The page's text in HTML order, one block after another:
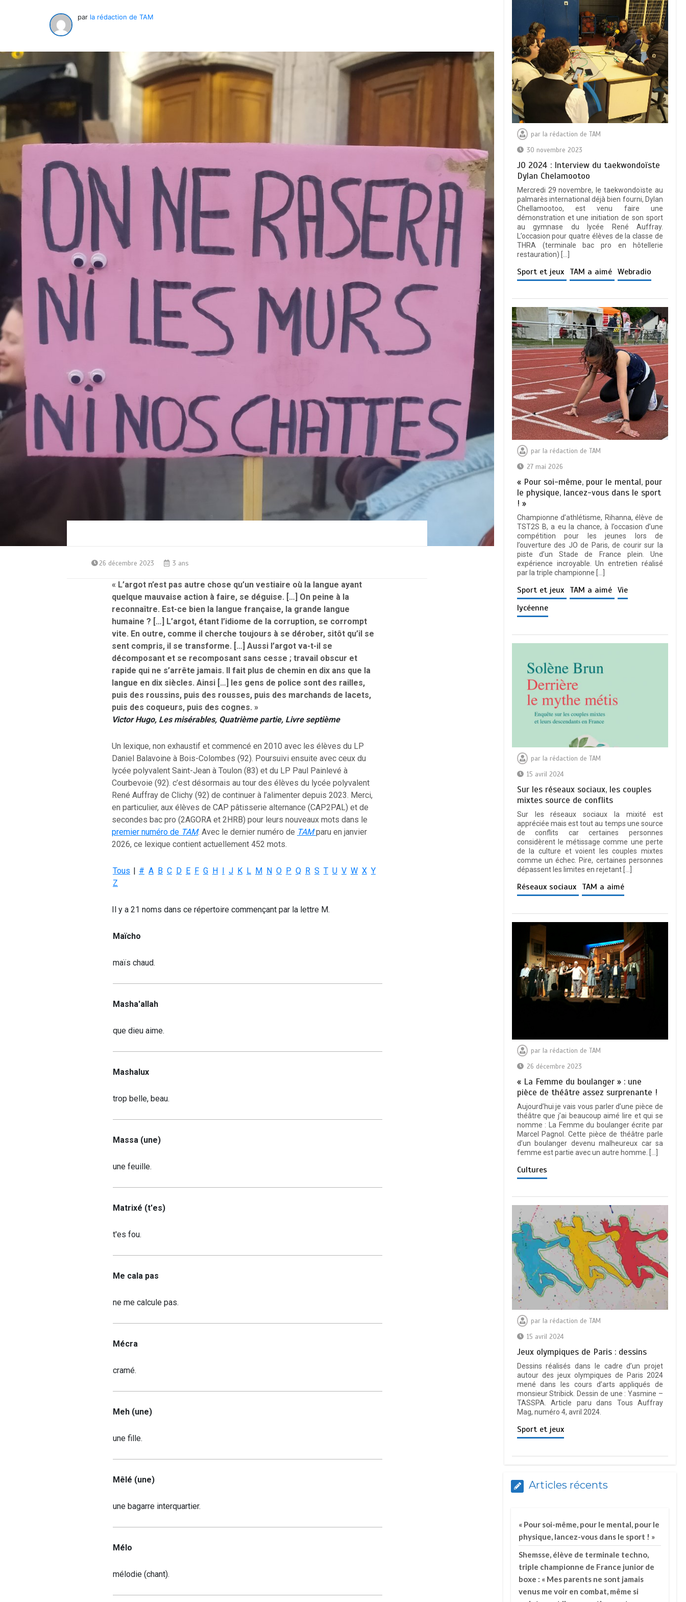
par la rédaction de TAM
26 décembre 2023 3 ans
« L’argot n’est pas autre chose qu’un vestiaire où la langue ayant
quelque mauvaise action à faire, se déguise. […] On peine à la
reconnaître. Est-ce bien la langue française, la grande langue
humaine ? […] L’argot, étant l’idiome de la corruption, se corrompt
vite. En outre, comme il cherche toujours à se dérober, sitôt qu’il se
sent compris, il se transforme. […] Aussi l’argot va-t-il se
décomposant et se recomposant sans cesse ; travail obscur et
rapide qui ne s’arrête jamais. Il fait plus de chemin en dix ans que la
langue en dix siècles. Ainsi […] les gens de police sont des railles,
puis des roussins, puis des rousses, puis des marchands de lacets,
puis des coqueurs, puis des cognes. »
Victor Hugo, Les misérables, Quatrième partie, Livre septième
Un lexique, non exhaustif et commencé en 2010 avec les élèves du LP
Daniel Balavoine à Bois-Colombes (92). Poursuivi ensuite avec ceux du
lycée polyvalent Saint-Jean à Toulon (83) et du LP Paul Painlevé à
Courbevoie (92). c’est désormais au tour des élèves du lycée polyvalent
René Auffray de Clichy (92) de continuer à l’alimenter depuis 2023. Merci,
en particulier, aux élèves de CAP pâtisserie alternance (CAP2PAL) et de
secondes bac pro (2AGORA et 2HRB) pour leurs nouveaux mots dans le
premier numéro de TAM. Avec le dernier numéro de TAMparu en janvier
2026, ce lexique contient actuellement 452 mots.
Tous | # A B C D E F G H I J K L M N O P Q R S T U V W X Y
Z
Il y a 21 noms dans ce répertoire commençant par la lettre M.
Maïcho
maïs chaud.
Masha'allah
que dieu aime.
Mashalux
trop belle, beau.
Massa (une)
une feuille.
Matrixé (t'es)
t'es fou.
Me cala pas
ne me calcule pas.
Mécra
cramé.
Meh (une)
une fille.
Mêlé (une)
une bagarre interquartier.
Mélo
mélodie (chant).
par la rédaction de TAM
30 novembre 2023
JO 2024 : Interview du taekwondoïste
Dylan Chelamootoo
Mercredi 29 novembre, le taekwondoïste au
palmarès international déjà bien fourni, Dylan
Chellamootoo, est venu faire une
démonstration et une initiation de son sport
au gymnase du lycée René Auffray.
L’occasion pour quatre élèves de la classe de
THRA (terminale bac pro en hôtellerie
restauration) […]
Sport et jeux TAM a aimé Webradio
par la rédaction de TAM
27 mai 2026
« Pour soi-même, pour le mental, pour
le physique, lancez-vous dans le sport
! »
Championne d’athlétisme, Rihanna, élève de
TST2S B, a eu la chance, à l’occasion d’une
compétition pour les jeunes lors de
l’ouverture des JO de Paris, de courir sur la
piste d’un Stade de France plein. Une
expérience incroyable. Un entretien réalisé
par la triple championne […]
Sport et jeux TAM a aimé Vie
lycéenne
par la rédaction de TAM
15 avril 2024
Sur les réseaux sociaux, les couples
mixtes source de conflits
Sur les réseaux sociaux la mixité est
appréciée mais est tout au temps une source
de conflits car certaines personnes
considèrent le métissage comme une perte
de la culture et voient les couples mixtes
comme un échec. Pire, certaines personnes
dépassent les limites en rejetant […]
Réseaux sociaux TAM a aimé
par la rédaction de TAM
26 décembre 2023
« La Femme du boulanger » : une
pièce de théâtre assez surprenante !
Aujourd’hui je vais vous parler d’une pièce de
théâtre que j’ai beaucoup aimé lire et qui se
nomme : La Femme du boulanger écrite par
Marcel Pagnol. Cette pièce de théâtre parle
d’un boulanger devenu malheureux car sa
femme est partie avec un autre homme. […]
Cultures
par la rédaction de TAM
15 avril 2024
Jeux olympiques de Paris : dessins
Dessins réalisés dans le cadre d’un projet
autour des jeux olympiques de Paris 2024
mené dans les cours d’arts appliqués de
monsieur Stribick. Dessin de une : Yasmine –
TASSPA. Article paru dans Tous Auffray
Mag, numéro 4, avril 2024.
Sport et jeux
Articles récents
« Pour soi-même, pour le mental, pour le
physique, lancez-vous dans le sport ! »
Shemsse, élève de terminale techno,
triple championne de France junior de
boxe : « Mes parents ne sont jamais
venus me voir en combat, même si